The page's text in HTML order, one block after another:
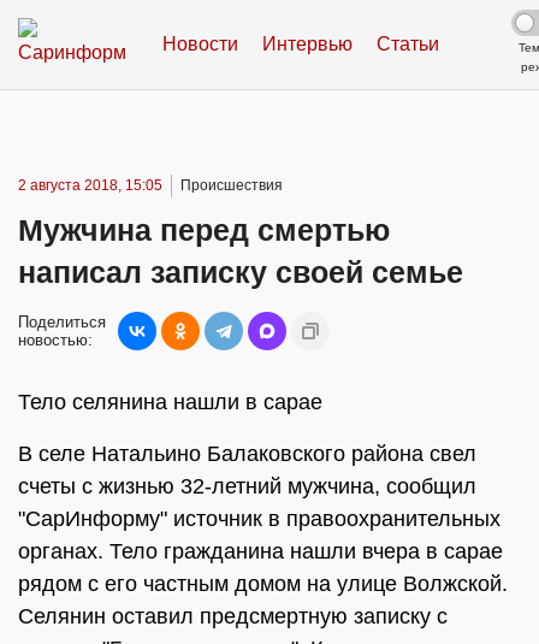
Новости Интервью Статьи
2 августа 2018, 15:05 Происшествия
Мужчина перед смертью
написал записку своей семье
Поделиться
новостью:
Тело селянина нашли в сарае
В селе Натальино Балаковского района свел
счеты с жизнью 32-летний мужчина, сообщил
"СарИнформу" источник в правоохранительных
органах. Тело гражданина нашли вчера в сарае
рядом с его частным домом на улице Волжской.
Селянин оставил предсмертную записку с